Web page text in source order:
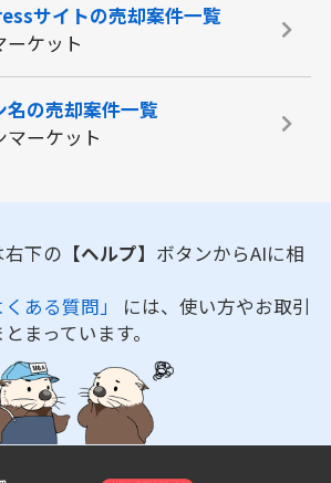
サイトの売却案件一覧
ーケット
名の売却案件一覧
マーケット
下の 【ヘルプ】 ボタンからAIに相
ある質問」 には、使い方やお取引
まっています。